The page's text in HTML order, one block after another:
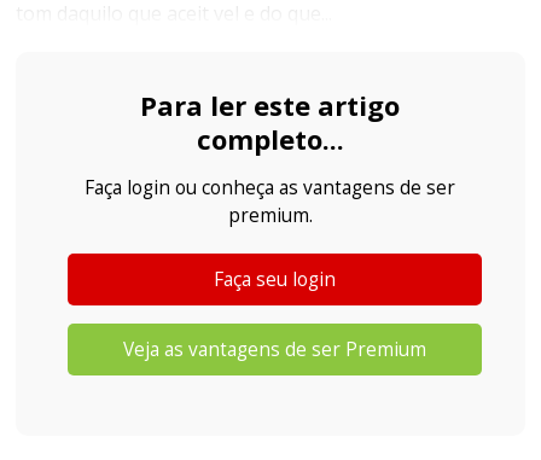
Para ler este artigo
completo...
Faça login ou conheça as vantagens de ser
premium.
Faça seu login
Veja as vantagens de ser Premium